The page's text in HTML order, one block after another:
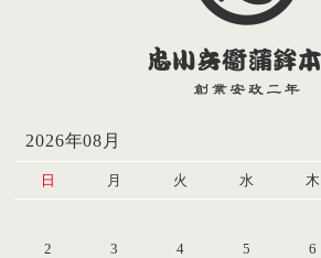
2026年08月
日 月 火 水 木
2
3 4 5 6